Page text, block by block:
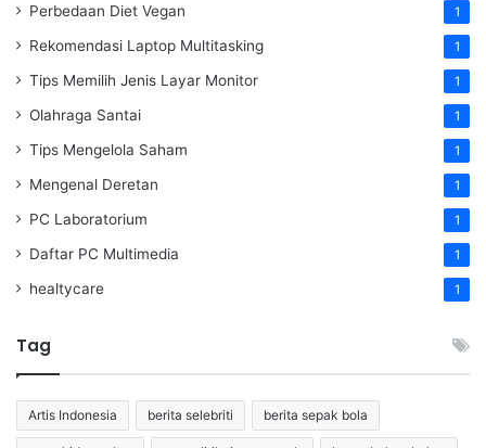
Perbedaan Diet Vegan 1
Rekomendasi Laptop Multitasking 1
Tips Memilih Jenis Layar Monitor 1
Olahraga Santai 1
Tips Mengelola Saham 1
Mengenal Deretan 1
PC Laboratorium 1
Daftar PC Multimedia 1
healtycare 1
Tag
Artis Indonesia berita selebriti berita sepak bola